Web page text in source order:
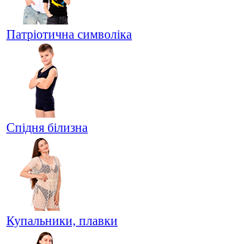
Патріотична символіка
Спідня білизна
Купальники, плавки